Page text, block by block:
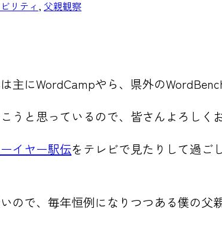
リティ , 父親観察
にWordCampやら、県外の
と思っているので、皆さんよろしく
イヤー駅伝をテレビで見たりして過ご
ので、毎年恒例になりつつある僕の